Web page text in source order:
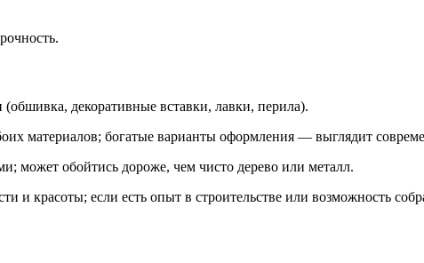
декоративные вставки, лавки, перила).
материалов; богатые варианты оформления — выглядит
может обойтись дороже, чем чисто дерево или металл.
и красоты; если есть опыт в строительстве или возможность